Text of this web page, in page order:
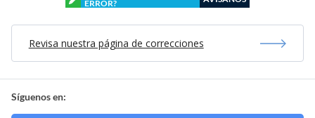
ERROR?
Revisa nuestra página de correcciones
Síguenos en: